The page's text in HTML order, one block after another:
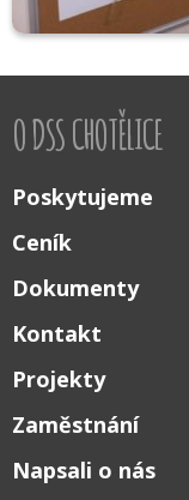
O DSS CHOTĚLICE
Poskytujeme
Ceník
Dokumenty
Kontakt
Projekty
Zaměstnání
Napsali o nás